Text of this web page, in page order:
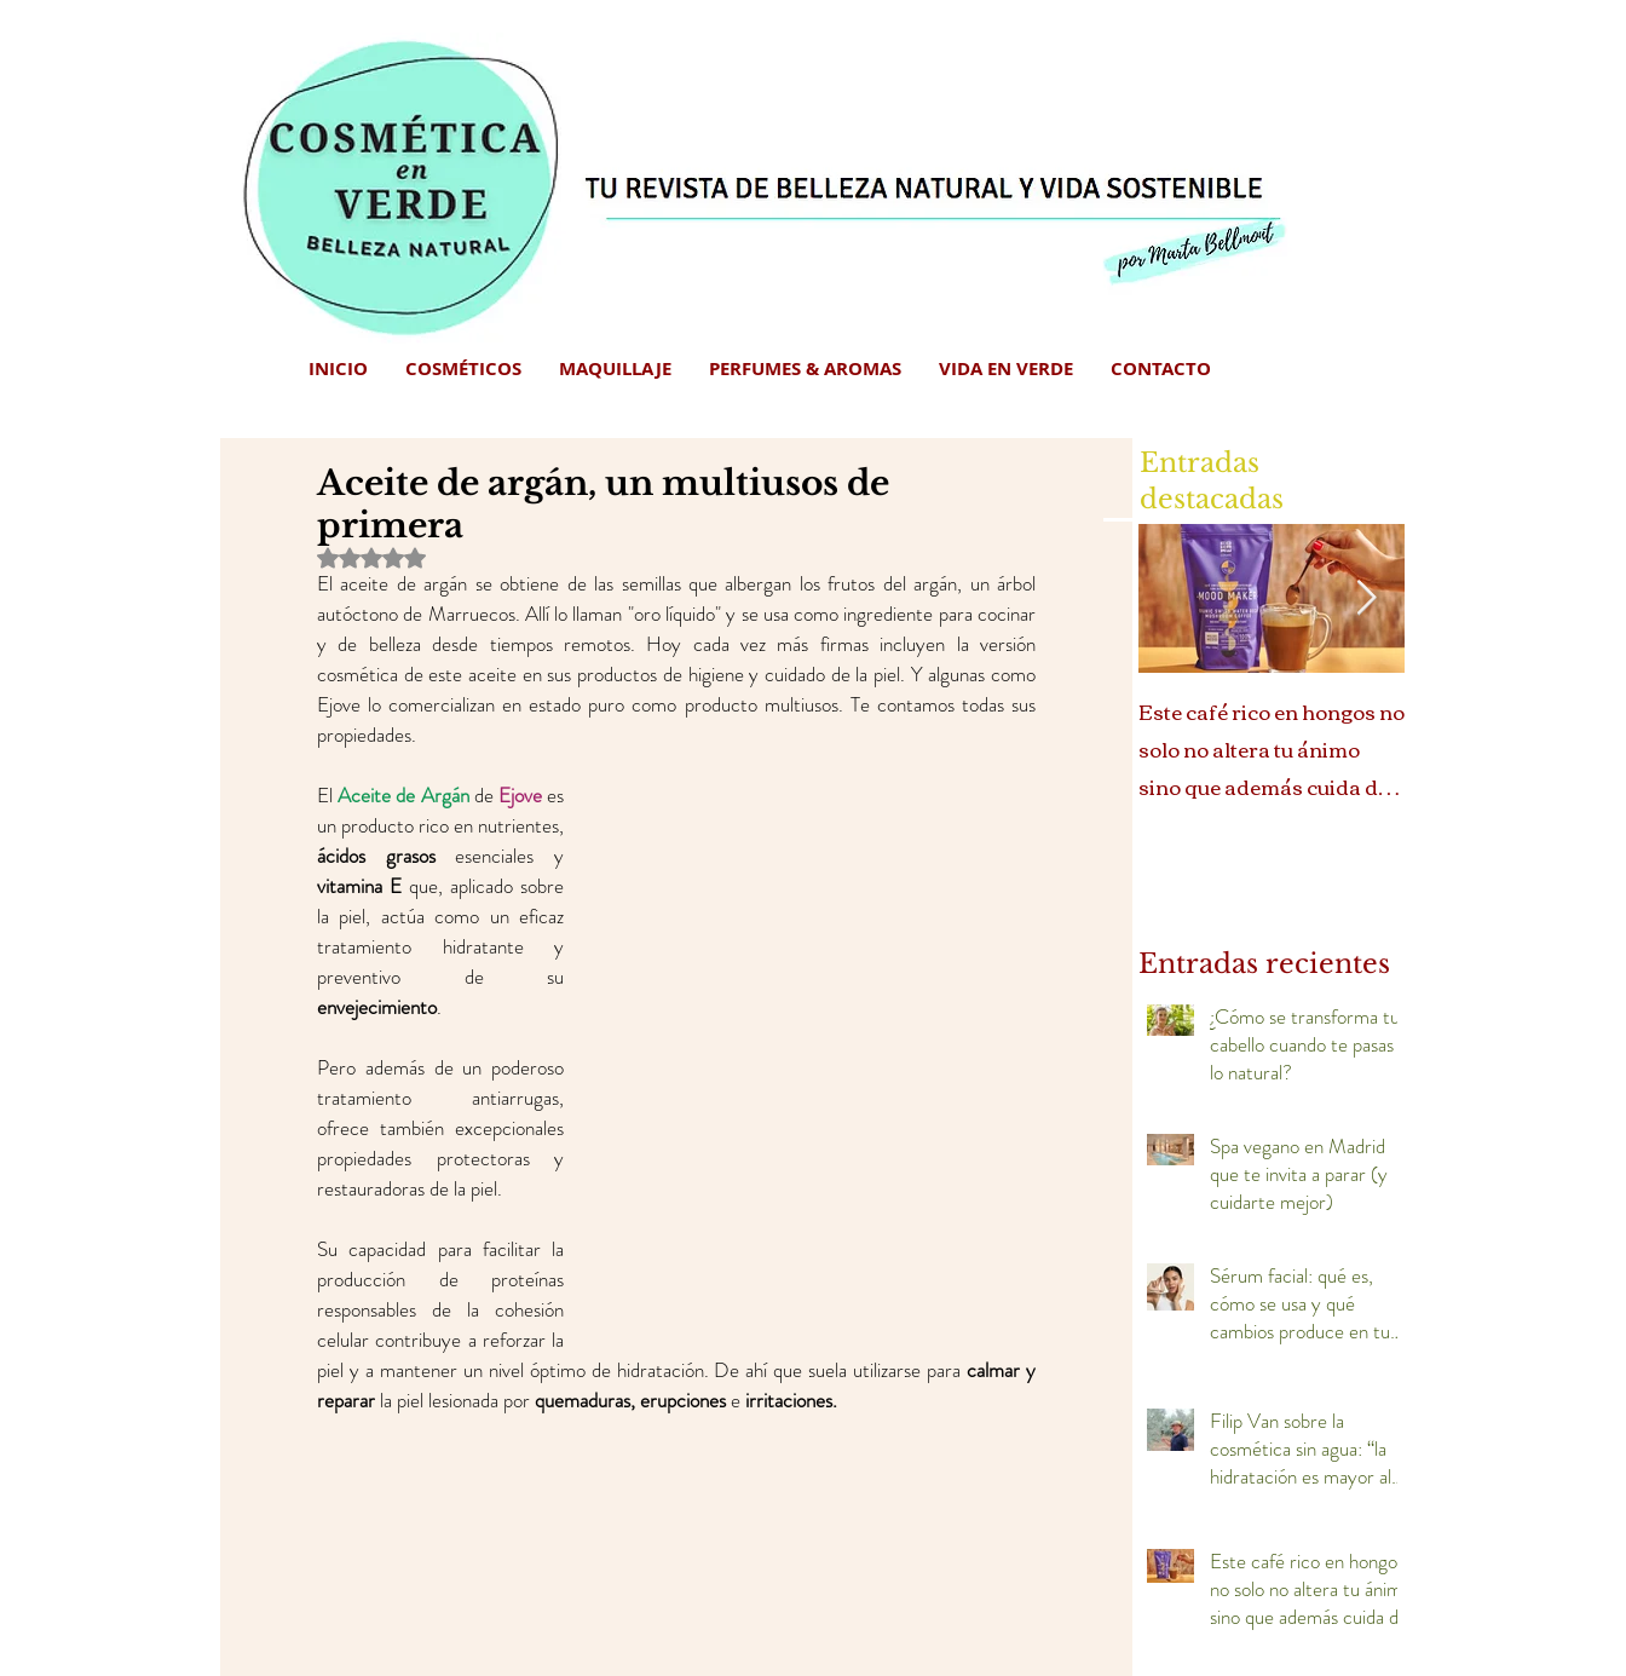
INICIO COSMÉTICOS MAQUILLAJE PERFUMES & AROMAS VIDA EN VERDE CONTACTO
Aceite de argán, un multiusos de
primera
Obtuvo NaN de 5 estrellas.
El aceite de argán se obtiene de las semillas que albergan los frutos del argán, un árbol
autóctono de Marruecos. Allí lo llaman "oro líquido" y se usa como ingrediente para cocinar
y de belleza desde tiempos remotos. Hoy cada vez más firmas incluyen la versión
cosmética de este aceite en sus productos de higiene y cuidado de la piel. Y algunas como
Ejove lo comercializan en estado puro como producto multiusos. Te contamos todas sus
propiedades.
El Aceite de Argán de Ejove es
ácidos grasos
vitamina E que, aplicado sobre
la piel, actúa como un eficaz
tratamiento hidratante y
envejecimiento.
Pero además de un poderoso
tratamiento antiarrugas,
ofrece también excepcionales
propiedades protectoras y
restauradoras de la piel.
Su capacidad para facilitar la
producción de proteínas
responsables de la cohesión
celular contribuye a reforzar la
piel y a mantener un nivel óptimo de hidratación. De ahí que suela utilizarse para calmar y
reparar la piel lesionada por quemaduras, erupciones e irritaciones.
Entradas
destacadas
Este café rico en hongos no
solo no altera tu ánimo
sino que además cuida de
Entradas recientes
¿Cómo se transforma tu
cabello cuando te pasas a
lo natural?
Spa vegano en Madrid
que te invita a parar (y
cuidarte mejor)
Sérum facial: qué es,
cómo se usa y qué
cambios produce en tu
Filip Van sobre la
cosmética sin agua: “la
hidratación es mayor al
Este café rico en hongos
no solo no altera tu ánimo
sino que además cuida de